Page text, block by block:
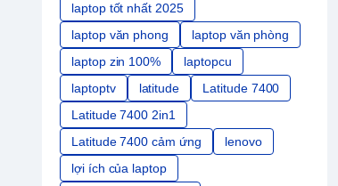
laptop tốt nhất 2025
laptop văn phong
laptop văn phòng
laptop zin 100%
laptopcu
laptoptv
latitude
Latitude 7400
Latitude 7400 2in1
Latitude 7400 cảm ứng
lenovo
lợi ích của laptop